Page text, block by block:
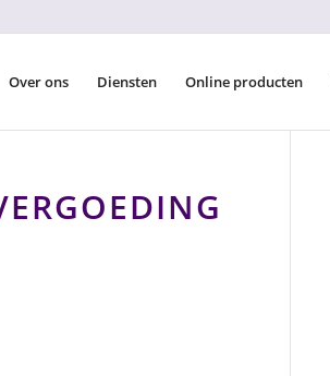
Over ons Diensten Online producten